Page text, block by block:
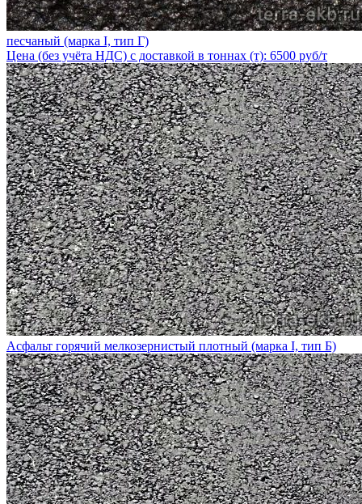
песчаный (марка I, тип Г)
Цена (без учёта НДС) с доставкой в тоннах (т): 6500 руб/т
Асфальт горячий мелкозернистый плотный (марка I, тип Б)